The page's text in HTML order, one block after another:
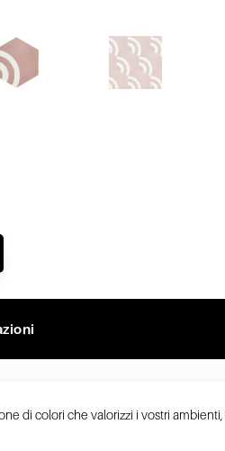
di colori che valorizzi i vostri